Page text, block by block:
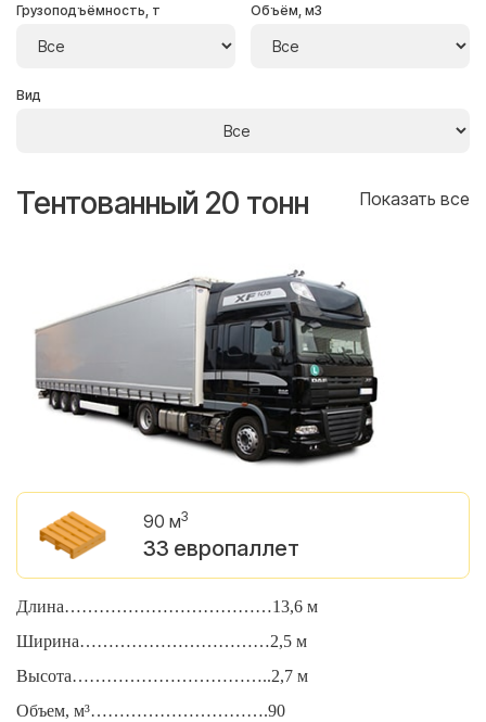
Грузоподъёмность, т Объём, м3
Вид
Тентованный 20 тонн Показать все
90 м3
33 европаллет
Длина………………………………13,6 м
Ширина……………………………2,5 м
Высота……………………………..2,7 м
Объем, м³………………………….90